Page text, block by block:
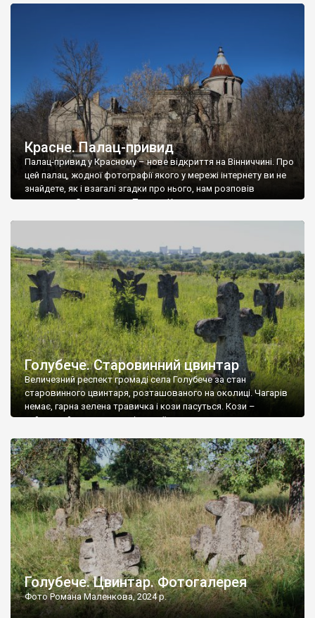
Красне. Палац-привид
Палац-привид у Красному – нове відкриття на Вінниччині. Про
цей палац, жодної фотографії якого у мережі інтернету ви не
знайдете, як і взагалі згадки про нього, нам розповів
мешканець Самгородка. Палац у Красному вразив не лише
Голубече. Старовинний цвинтар
Величезний респект громаді села Голубече за стан
старовинного цвинтаря, розташованого на околиці. Чагарів
немає, гарна зелена травичка і кози пасуться. Кози –
найкращий регулятор шкідливої, для старих кладовищ,
бруньками, кози ті бруньки обгризають, бо то улюблений
делікатес. На цвинтарі у Голубечому ціла колекція
різноманітних форм хрестів. Село відносно невелике, […]
Голубече. Цвинтар. Фотогалерея
Фото Романа Маленкова, 2024 р.